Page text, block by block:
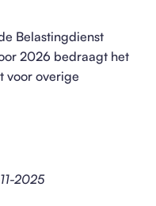
Belastingdienst
2026 bedraagt het
voor overige
2025